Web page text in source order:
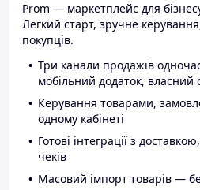
Prom — маркетплейс для
Легкий старт, зручне
покупців.
Три канали продажів
мобільний додаток, власний
Керування товарами,
одному кабінеті
Готові інтеграції з
чеків
Масовий імпорт товарів —